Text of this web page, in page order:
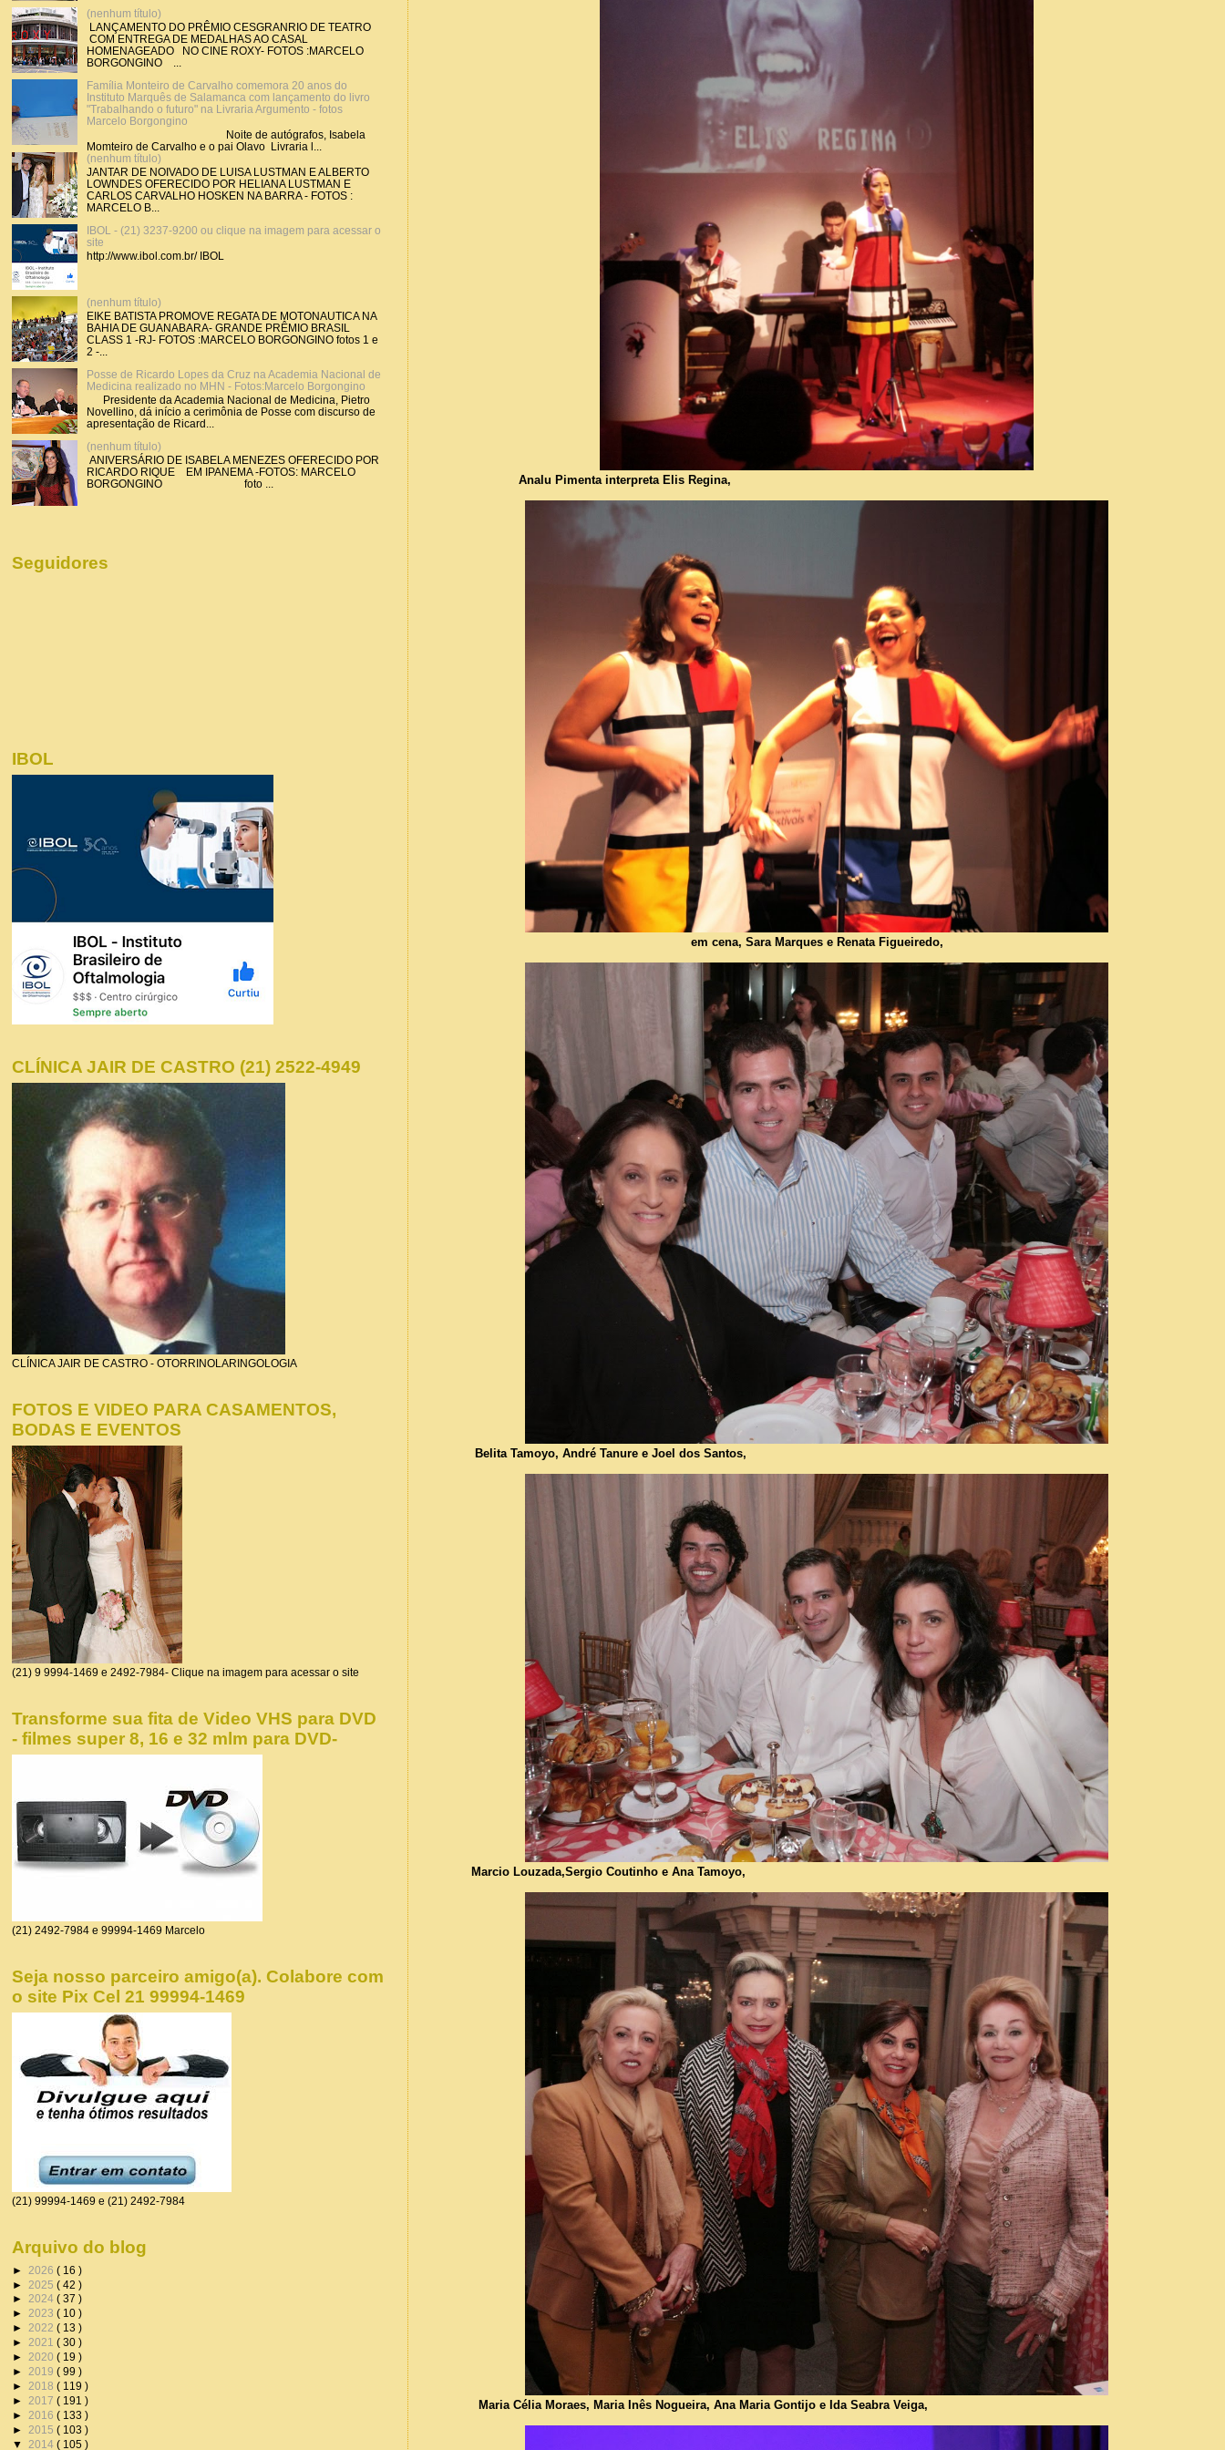
Analu Pimenta interpreta Elis Regina,
em cena, Sara Marques e Renata Figueiredo,
Belita Tamoyo, André Tanure e Joel dos Santos,
Marcio Louzada,Sergio Coutinho e Ana Tamoyo,
Maria Célia Moraes, Maria Inês Nogueira, Ana Maria Gontijo e Ida Seabra Veiga,
(nenhum título)
LANÇAMENTO DO PRÊMIO CESGRANRIO DE TEATRO
COM ENTREGA DE MEDALHAS AO CASAL
HOMENAGEADO NO CINE ROXY- FOTOS :MARCELO
BORGONGINO ...
Família Monteiro de Carvalho comemora 20 anos do
Instituto Marquês de Salamanca com lançamento do livro
"Trabalhando o futuro" na Livraria Argumento - fotos
Marcelo Borgongino
Noite de autógrafos, Isabela
Momteiro de Carvalho e o pai Olavo Livraria l...
(nenhum título)
JANTAR DE NOIVADO DE LUISA LUSTMAN E ALBERTO
LOWNDES OFERECIDO POR HELIANA LUSTMAN E
CARLOS CARVALHO HOSKEN NA BARRA - FOTOS :
MARCELO B...
IBOL - (21) 3237-9200 ou clique na imagem para acessar o
site
http://www.ibol.com.br/ IBOL
(nenhum título)
EIKE BATISTA PROMOVE REGATA DE MOTONAUTICA NA
BAHIA DE GUANABARA- GRANDE PRÊMIO BRASIL
CLASS 1 -RJ- FOTOS :MARCELO BORGONGINO fotos 1 e
2 -...
Posse de Ricardo Lopes da Cruz na Academia Nacional de
Medicina realizado no MHN - Fotos:Marcelo Borgongino
Presidente da Academia Nacional de Medicina, Pietro
Novellino, dá início a cerimônia de Posse com discurso de
apresentação de Ricard...
(nenhum título)
ANIVERSÁRIO DE ISABELA MENEZES OFERECIDO POR
RICARDO RIQUE EM IPANEMA -FOTOS: MARCELO
BORGONGINO foto ...
Seguidores
IBOL
CLÍNICA JAIR DE CASTRO (21) 2522-4949
CLÍNICA JAIR DE CASTRO - OTORRINOLARINGOLOGIA
FOTOS E VIDEO PARA CASAMENTOS,
BODAS E EVENTOS
(21) 9 9994-1469 e 2492-7984- Clique na imagem para acessar o site
Transforme sua fita de Video VHS para DVD
- filmes super 8, 16 e 32 mlm para DVD-
(21) 2492-7984 e 99994-1469 Marcelo
Seja nosso parceiro amigo(a). Colabore com
o site Pix Cel 21 99994-1469
(21) 99994-1469 e (21) 2492-7984
Arquivo do blog
► 2026 ( 16 )
► 2025 ( 42 )
► 2024 ( 37 )
► 2023 ( 10 )
► 2022 ( 13 )
► 2021 ( 30 )
► 2020 ( 19 )
► 2019 ( 99 )
► 2018 ( 119 )
► 2017 ( 191 )
► 2016 ( 133 )
► 2015 ( 103 )
▼ 2014 ( 105 )